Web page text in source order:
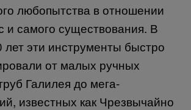
любопытства в отношении
и самого существования. В
лет эти инструменты быстро
от малых ручных
Галилея до мега-
известных как Чрезвычайно